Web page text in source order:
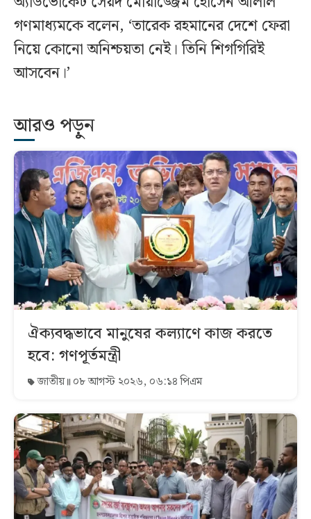
গণমাধ্যমকে বলেন, ‘তারেক রহমানের দেশে ফেরা
নিয়ে কোনো অনিশ্চয়তা নেই। তিনি শিগগিরিই
আসবেন।’
আরও পড়ুন
ঐক্যবদ্ধভাবে মানুষের কল্যাণে কাজ করতে
হবে: গণপূর্তমন্ত্রী
জাতীয় ০৮ আগস্ট ২০২৬, ০৬:১৪ পিএম